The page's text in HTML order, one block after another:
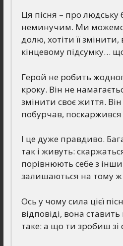
Ця пісня – про людську
неминучим. Ми
долю, хотіти її
кінцевому підсумку…
Герой не робить
кроку. Він не
змінити своє життя.
побурчав, поскаржився
І це дуже правдиво.
так і живуть:
порівнюють себе з
залишаються на тому ж
Ось у чому сила цієї
відповіді, вона
таке: а що ти зробиш зі